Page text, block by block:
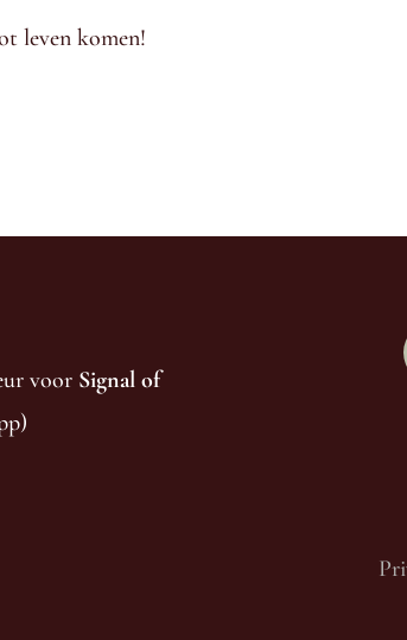
leven komen!
voor Signal of